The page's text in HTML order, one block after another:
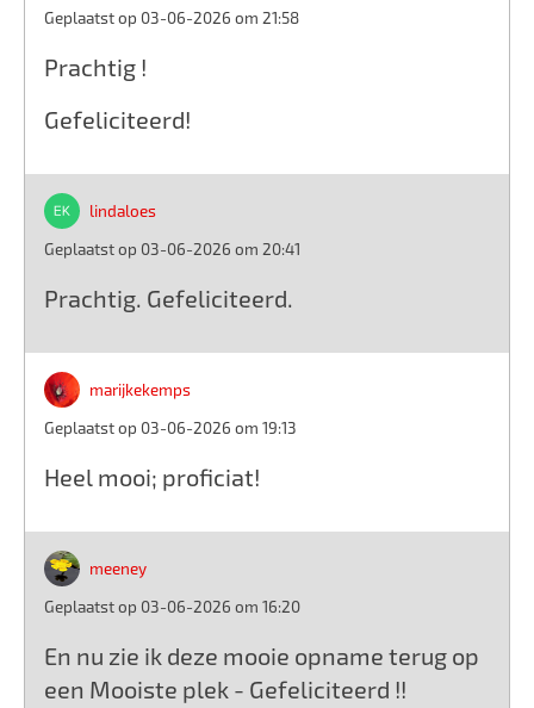
Geplaatst op 03-06-2026 om 21:58
Prachtig !
Gefeliciteerd!
lindaloes
Geplaatst op 03-06-2026 om 20:41
Prachtig. Gefeliciteerd.
marijkekemps
Geplaatst op 03-06-2026 om 19:13
Heel mooi; proficiat!
meeney
Geplaatst op 03-06-2026 om 16:20
En nu zie ik deze mooie opname terug op
een Mooiste plek - Gefeliciteerd !!